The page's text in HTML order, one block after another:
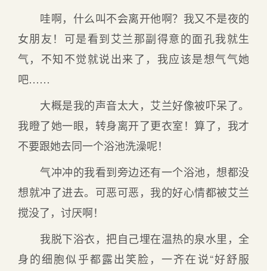
哇啊，什么叫不会离开他啊？我又不是夜的
女朋友！可是看到艾兰那副得意的面孔我就生
气，不知不觉就说出来了，我应该是想气气她
吧……
大概是我的声音太大，艾兰好像被吓呆了。
我瞪了她一眼，转身离开了更衣室！算了，我才
不要跟她去同一个浴池洗澡呢！
气冲冲的我看到旁边还有一个浴池，想都没
想就冲了进去。可恶可恶，我的好心情都被艾兰
搅没了，讨厌啊！
我脱下浴衣，把自己埋在温热的泉水里，全
身的细胞似乎都露出笑脸，一齐在说“好舒服